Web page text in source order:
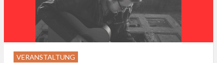
VERANSTALTUNG